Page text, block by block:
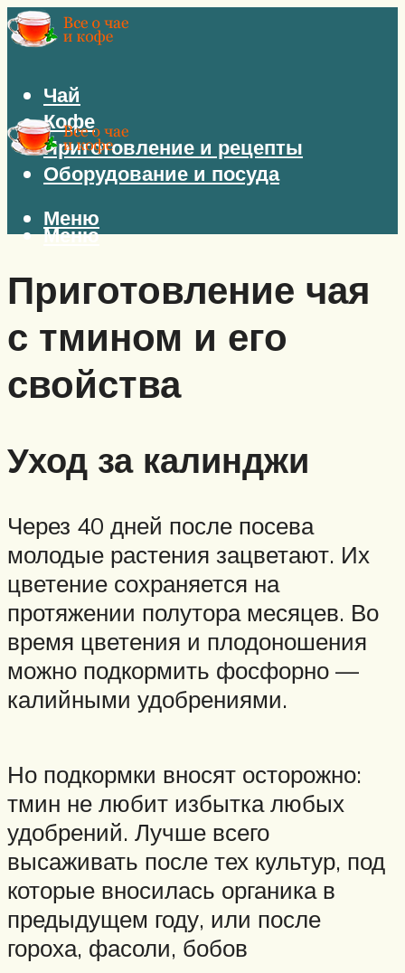
Чай
Кофе
Приготовление и рецепты
Оборудование и посуда
Меню
Меню
Приготовление чая
с тмином и его
свойства
Уход за калинджи
Через 40 дней после посева
молодые растения зацветают. Их
цветение сохраняется на
протяжении полутора месяцев. Во
время цветения и плодоношения
можно подкормить фосфорно —
калийными удобрениями.
Но подкормки вносят осторожно:
тмин не любит избытка любых
удобрений. Лучше всего
высаживать после тех культур, под
которые вносилась органика в
предыдущем году, или после
гороха, фасоли, бобов